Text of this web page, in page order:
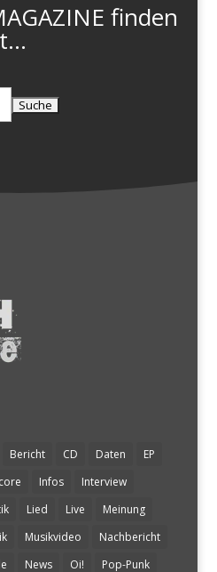
finden
Bericht CD Daten
EP
Infos
Interview
Lied Live
Meinung
Musikvideo
Nachbericht
News Oi! Pop-Punk